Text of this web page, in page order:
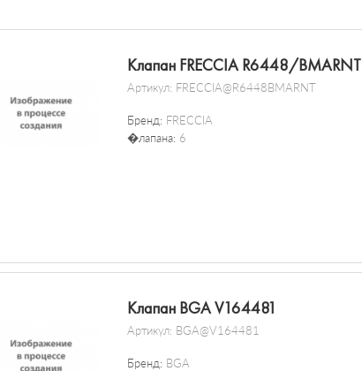
Клапан FRECCIA R6448/BMARNT
Артикул: FRECCIA@R6448BMARNT
Бренд: FRECCIA
�лапана: 6
Клапан BGA V164481
Артикул: BGA@V164481
Бренд: BGA